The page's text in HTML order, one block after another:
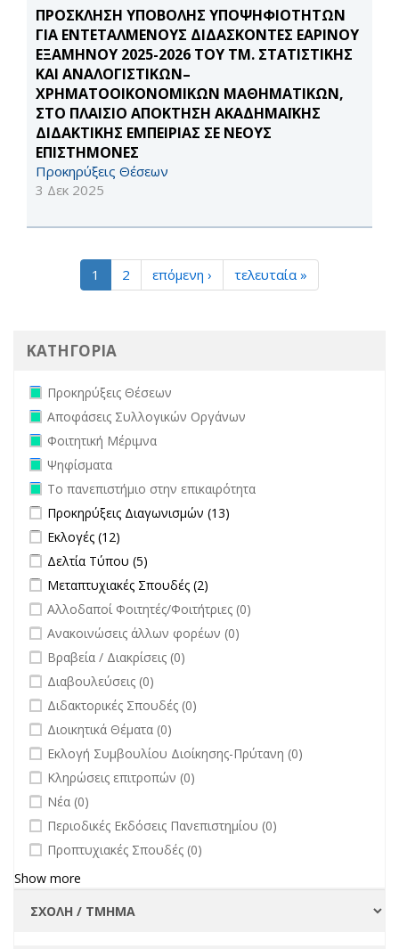
ΠΡΟΣΚΛΗΣΗ ΥΠΟΒΟΛΗΣ ΥΠΟΨΗΦΙΟΤΗΤΩΝ
ΓΙΑ ΕΝΤΕΤΑΛΜΕΝΟΥΣ ΔΙΔΑΣΚΟΝΤΕΣ ΕΑΡΙΝΟΥ
ΕΞΑΜΗΝΟΥ 2025-2026 ΤΟΥ ΤΜ. ΣΤΑΤΙΣΤΙΚΗΣ
ΚΑΙ ΑΝΑΛΟΓΙΣΤΙΚΩΝ–
ΧΡΗΜΑΤΟΟΙΚΟΝΟΜΙΚΩΝ ΜΑΘΗΜΑΤΙΚΩΝ,
ΣΤΟ ΠΛΑΙΣΙΟ ΑΠΟΚΤΗΣΗ ΑΚΑΔΗΜΑΪΚΗΣ
ΔΙΔΑΚΤΙΚΗΣ ΕΜΠΕΙΡΙΑΣ ΣΕ ΝΕΟΥΣ
ΕΠΙΣΤΗΜΟΝΕΣ
Προκηρύξεις Θέσεων
3 Δεκ 2025
1 2 επόμενη › τελευταία »
ΚΑΤΗΓΟΡΙΑ
Remove Προκηρύξεις Θέσεων filter
Προκηρύξεις Θέσεων
Remove Αποφάσεις Συλλογικών Οργάνων filter
Αποφάσεις Συλλογικών Οργάνων
Remove Φοιτητική Μέριμνα filter
Φοιτητική Μέριμνα
Remove Ψηφίσματα filter
Ψηφίσματα
Remove Το πανεπιστήμιο στην επικαιρότητα filter
Το πανεπιστήμιο στην επικαιρότητα
Apply Προκηρύξεις Διαγωνισμών filter
Προκηρύξεις Διαγωνισμών (13)
Apply Εκλογές filter
Εκλογές (12)
Apply Δελτία Τύπου filter
Δελτία Τύπου (5)
Apply Μεταπτυχιακές Σπουδές filter
Μεταπτυχιακές Σπουδές (2)
undefined
Αλλοδαποί Φοιτητές/Φοιτήτριες (0)
undefined
Ανακοινώσεις άλλων φορέων (0)
undefined
Βραβεία / Διακρίσεις (0)
undefined
Διαβουλεύσεις (0)
undefined
Διδακτορικές Σπουδές (0)
undefined
Διοικητικά Θέματα (0)
undefined
Εκλογή Συμβουλίου Διοίκησης-Πρύτανη (0)
undefined
Κληρώσεις επιτροπών (0)
undefined
Νέα (0)
undefined
Περιοδικές Εκδόσεις Πανεπιστημίου (0)
undefined
Προπτυχιακές Σπουδές (0)
Show more